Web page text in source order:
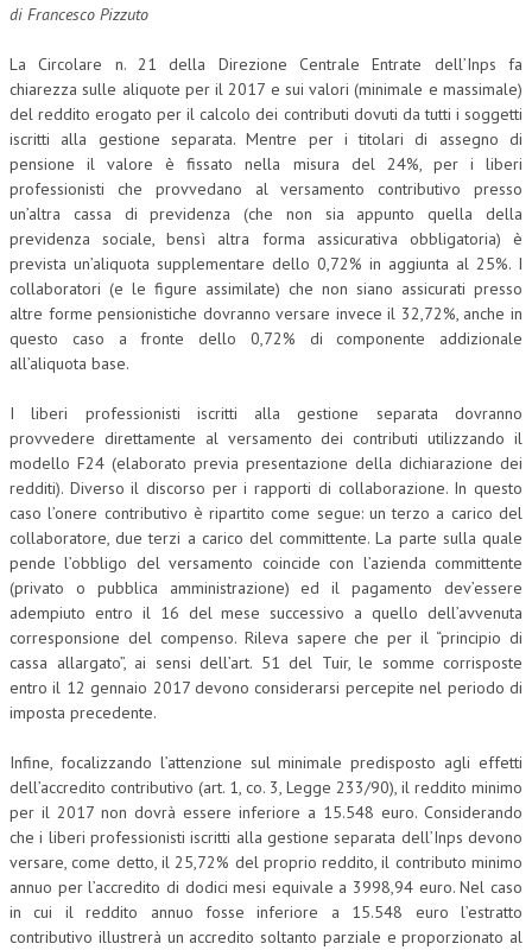
CORSI CE.S.E.D.
ARCHIVIO CORSI 2015
DIVENTA SOCIO
BROCHURE CE.S.E.D.
LA RIVISTA
LA RIVISTA
COMITATO SCIENTIFICO
REDAZIONE
PEER REVIEW
CODICE ETICO
COLLABORA CON NOI
ECONOMIA
CORPORATE SOCIAL RESPONSIBILITY
ECONOMIA DELL’ARTE
INTERNAZIONALIZZAZIONE
HUMAN RESOURCES
RISORSE UMANE
MARKETING
di Francesco Pizzuto
La Circolare n. 21 della Direzione Centrale Entrate dell’Inps fa
chiarezza sulle aliquote per il 2017 e sui valori (minimale e massimale)
del reddito erogato per il calcolo dei contributi dovuti da tutti i soggetti
iscritti alla gestione separata. Mentre per i titolari di assegno di
pensione il valore è fissato nella misura del 24%, per i liberi
professionisti che provvedano al versamento contributivo presso
un’altra cassa di previdenza (che non sia appunto quella della
previdenza sociale, bensì altra forma assicurativa obbligatoria) è
prevista un’aliquota supplementare dello 0,72% in aggiunta al 25%. I
collaboratori (e le figure assimilate) che non siano assicurati presso
altre forme pensionistiche dovranno versare invece il 32,72%, anche in
questo caso a fronte dello 0,72% di componente addizionale
all’aliquota base.
I liberi professionisti iscritti alla gestione separata dovranno
provvedere direttamente al versamento dei contributi utilizzando il
modello F24 (elaborato previa presentazione della dichiarazione dei
redditi). Diverso il discorso per i rapporti di collaborazione. In questo
caso l’onere contributivo è ripartito come segue: un terzo a carico del
collaboratore, due terzi a carico del committente. La parte sulla quale
pende l’obbligo del versamento coincide con l’azienda committente
(privato o pubblica amministrazione) ed il pagamento dev’essere
adempiuto entro il 16 del mese successivo a quello dell’avvenuta
corresponsione del compenso. Rileva sapere che per il “principio di
cassa allargato”, ai sensi dell’art. 51 del Tuir, le somme corrisposte
entro il 12 gennaio 2017 devono considerarsi percepite nel periodo di
imposta precedente.
Infine, focalizzando l’attenzione sul minimale predisposto agli effetti
dell’accredito contributivo (art. 1, co. 3, Legge 233/90), il reddito minimo
per il 2017 non dovrà essere inferiore a 15.548 euro. Considerando
che i liberi professionisti iscritti alla gestione separata dell’Inps devono
versare, come detto, il 25,72% del proprio reddito, il contributo minimo
annuo per l’accredito di dodici mesi equivale a 3998,94 euro. Nel caso
in cui il reddito annuo fosse inferiore a 15.548 euro l’estratto
contributivo illustrerà un accredito soltanto parziale e proporzionato al